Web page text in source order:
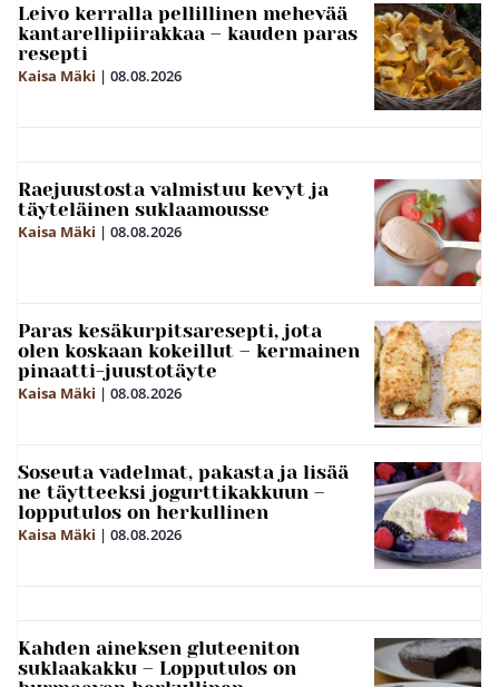
Leivo kerralla pellillinen mehevää
kantarellipiirakkaa – kauden paras
resepti
Kaisa Mäki | 08.08.2026
Raejuustosta valmistuu kevyt ja
täyteläinen suklaamousse
Kaisa Mäki | 08.08.2026
Paras kesäkurpitsaresepti, jota
olen koskaan kokeillut – kermainen
pinaatti-juustotäyte
Kaisa Mäki | 08.08.2026
Soseuta vadelmat, pakasta ja lisää
ne täytteeksi jogurttikakkuun –
lopputulos on herkullinen
Kaisa Mäki | 08.08.2026
Kahden aineksen gluteeniton
suklaakakku – Lopputulos on